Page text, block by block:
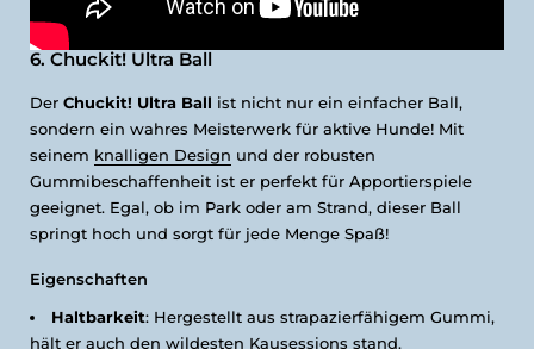
6. Chuckit! Ultra Ball
Der Chuckit! Ultra Ball ist nicht nur ein einfacher Ball,
sondern ein wahres Meisterwerk für aktive Hunde! Mit
seinem knalligen Design und der robusten
Gummibeschaffenheit ist er perfekt für Apportierspiele
geeignet. Egal, ob im Park oder am Strand, dieser Ball
springt hoch und sorgt für jede Menge Spaß!
Eigenschaften
Haltbarkeit: Hergestellt aus strapazierfähigem Gummi,
hält er auch den wildesten Kausessions stand.